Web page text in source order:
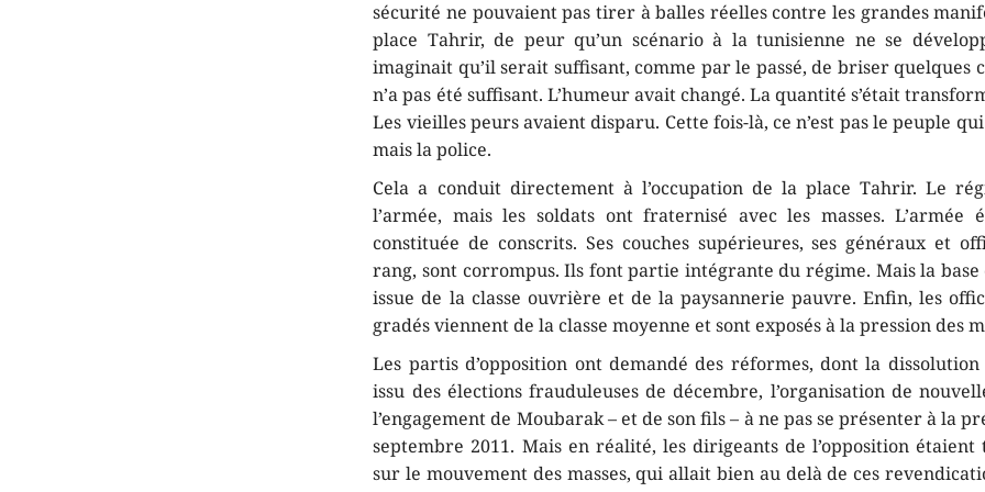
sécurité ne pouvaient pas tirer à balles réelles contre les grandes
place Tahrir, de peur qu’un scénario à la tunisienne ne se
imaginait qu’il serait suffisant, comme par le passé, de briser quelques
n’a pas été suffisant. L’humeur avait changé. La quantité s’était
Les vieilles peurs avaient disparu. Cette fois-là, ce n’est pas le peuple
mais la police.
Cela a conduit directement à l’occupation de la place Tahrir. Le
l’armée, mais les soldats ont fraternisé avec les masses. L’armée
constituée de conscrits. Ses couches supérieures, ses généraux et
rang, sont corrompus. Ils font partie intégrante du régime. Mais la base
issue de la classe ouvrière et de la paysannerie pauvre. Enfin, les
gradés viennent de la classe moyenne et sont exposés à la pression des
Les partis d’opposition ont demandé des réformes, dont la
issu des élections frauduleuses de décembre, l’organisation de
l’engagement de Moubarak – et de son fils – à ne pas se présenter à la
septembre 2011. Mais en réalité, les dirigeants de l’opposition
sur le mouvement des masses, qui allait bien au delà de ces